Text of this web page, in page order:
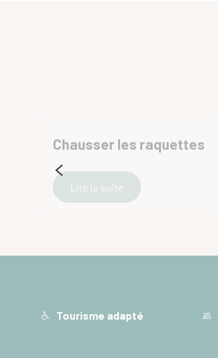
Chausser les raquettes
Lire la suite
Tourisme adapté